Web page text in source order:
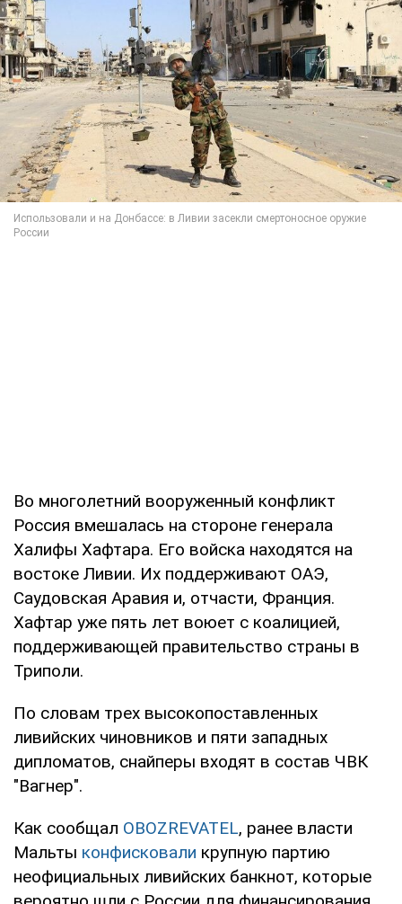
Во многолетний вооруженный конфликт
Россия вмешалась на стороне генерала
Халифы Хафтара. Его войска находятся на
востоке Ливии. Их поддерживают ОАЭ,
Саудовская Аравия и, отчасти, Франция.
Хафтар уже пять лет воюет с коалицией,
поддерживающей правительство страны в
Триполи.
По словам трех высокопоставленных
ливийских чиновников и пяти западных
дипломатов, снайперы входят в состав ЧВК
"Вагнер".
Как сообщал OBOZREVATEL, ранее власти
Мальты конфисковали крупную партию
неофициальных ливийских банкнот, которые